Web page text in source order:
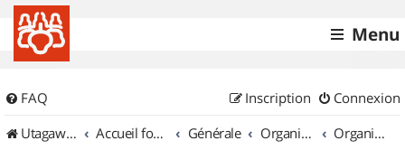
Menu
FAQ Connexion
Inscription
UtagawaVTT (Randos VTT et VTTAE avec traces GPS)
Accueil forum Générale Organisation de sorties & Recherche de partenaires Organisation de sorties ailleurs